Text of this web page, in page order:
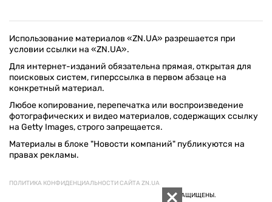
Использование материалов «ZN.UA» разрешается при
условии ссылки на «ZN.UA».
Для интернет-изданий обязательна прямая, открытая для
поисковых систем, гиперссылка в первом абзаце на
конкретный материал.
Любое копирование, перепечатка или воспроизведение
фотографических и видео материалов, содержащих ссылку
на Getty Images, строго запрещается.
Материалы в блоке "Новости компаний" публикуются на
правах рекламы.
ПОЛИТИКА КОНФИДЕНЦИАЛЬНОСТИ САЙТА ZN.UA
© 1994–2026 «ЗЕРКАЛО НЕДЕЛИ. УКРАИНА». ВСЕ ПРАВА ЗАЩИЩЕНЫ.